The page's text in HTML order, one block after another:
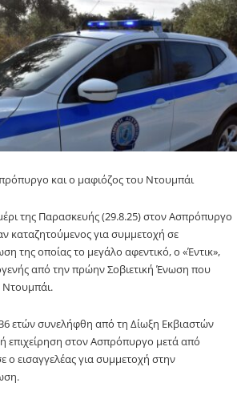
και ο μαφιόζος του Ντουμπάι
της Παρασκευής (29.8.25) στον Ασπρόπυργο
καταζητούμενος για συμμετοχή σε
της οποίας το μεγάλο αφεντικό, ο «Έντικ»,
από την πρώην Σοβιετική Ένωση που
Ντουμπάι.
ετών συνελήφθη από τη Δίωξη Εκβιαστών
επιχείρηση στον Ασπρόπυργο μετά από
ο εισαγγελέας για συμμετοχή στην